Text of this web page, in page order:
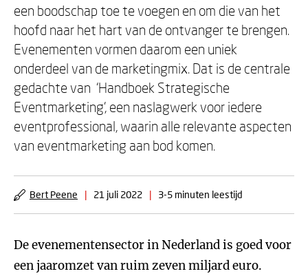
een boodschap toe te voegen en om die van het
hoofd naar het hart van de ontvanger te brengen.
Evenementen vormen daarom een uniek
onderdeel van de marketingmix. Dat is de centrale
gedachte van ‘Handboek Strategische
Eventmarketing’, een naslagwerk voor iedere
eventprofessional, waarin alle relevante aspecten
van eventmarketing aan bod komen.
Bert Peene | 21 juli 2022 | 3-5 minuten leestijd
De evenementensector in Nederland is goed voor
een jaaromzet van ruim zeven miljard euro.